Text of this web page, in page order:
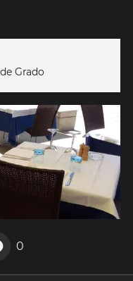
Grado
0